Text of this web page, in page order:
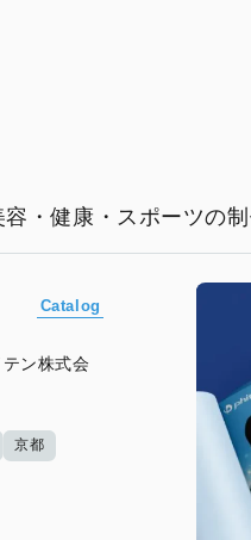
容・健康・スポーツの制
Catalog
ン株式会
京都